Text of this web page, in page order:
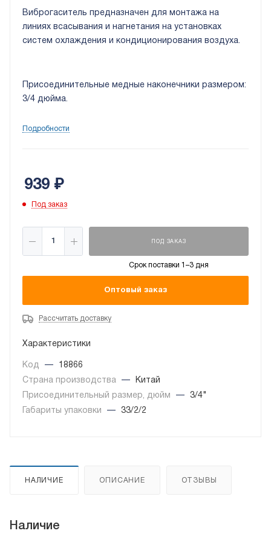
Виброгаситель предназначен для монтажа на
линиях всасывания и нагнетания на установках
систем охлаждения и кондиционирования воздуха.
Присоединительные медные наконечники размером:
3/4 дюйма.
Подробности
939 ₽
Под заказ
ПОД ЗАКАЗ
Срок поставки 1–3 дня
Оптовый заказ
Рассчитать доставку
Характеристики
Код —
18866
Страна производства
—
Китай
Присоединительный размер, дюйм
—
3/4"
Габариты упаковки
— 33/2/2
НАЛИЧИЕ ОПИСАНИЕ ОТЗЫВЫ
Наличие